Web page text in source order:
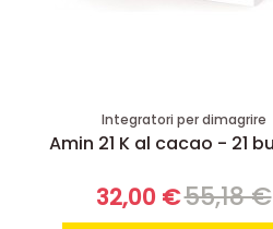
Integratori per dimagrire
Amin 21 K al cacao - 21
32,00 €55,18 €